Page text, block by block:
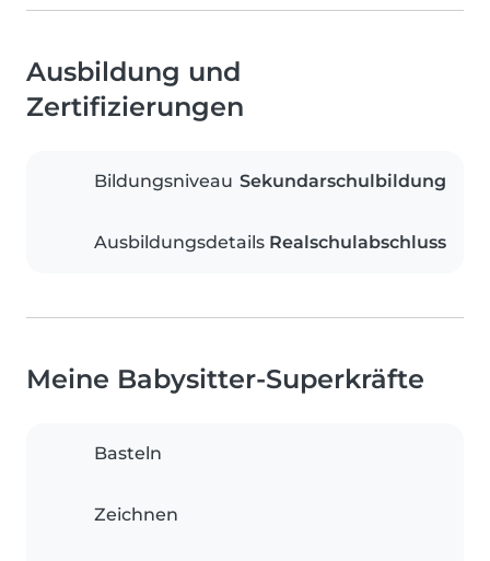
Ausbildung und
Zertifizierungen
Bildungsniveau Sekundarschulbildung
Ausbildungsdetails Realschulabschluss
Meine Babysitter-Superkräfte
Basteln
Zeichnen